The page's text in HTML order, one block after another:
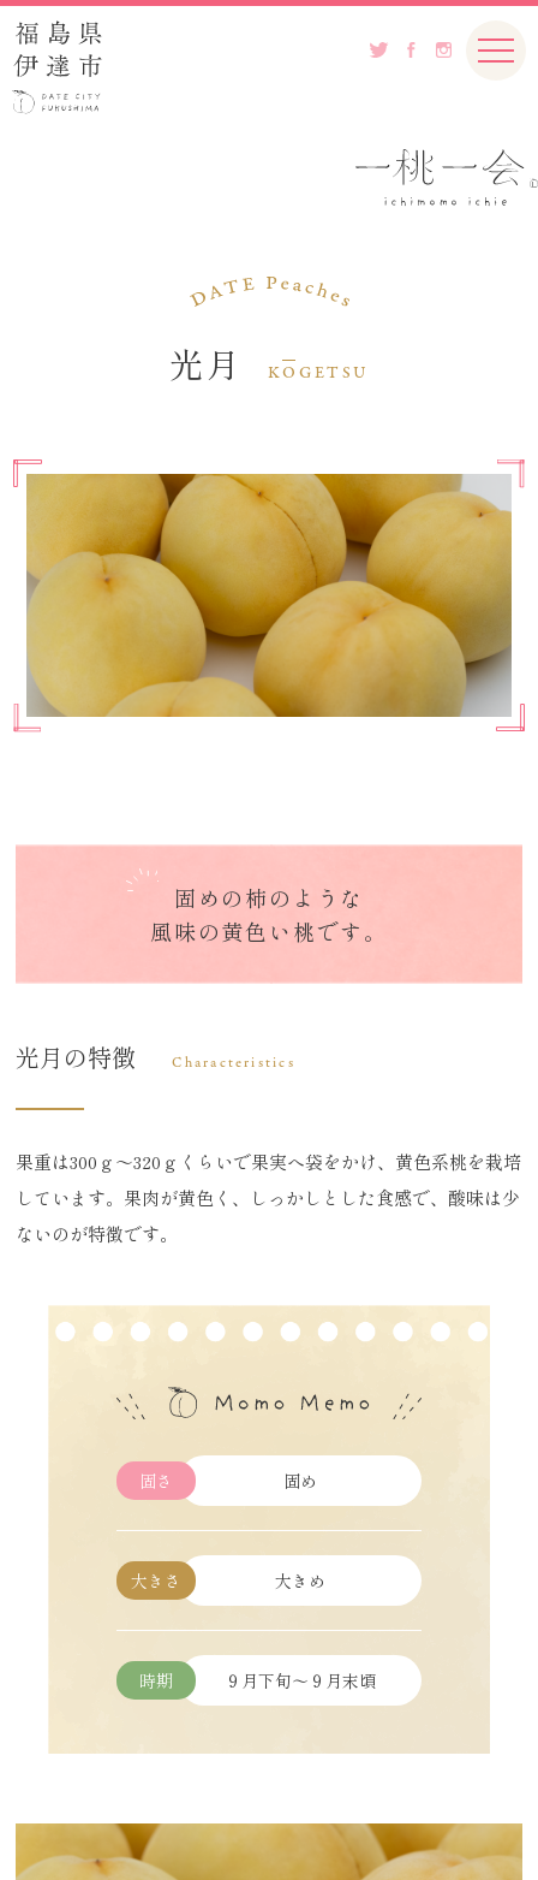
光月 KO GETSU
固めの柿のような
風味の黄色い桃です。
光月の特徴 Characteristics
果重は300ｇ～320ｇくらいで果実へ袋をかけ、黄色系桃を栽培
しています。果肉が黄色く、しっかしとした食感で、酸味は少
ないのが特徴です。
固さ 固め
大きさ 大きめ
時期 ９月下旬～９月末頃